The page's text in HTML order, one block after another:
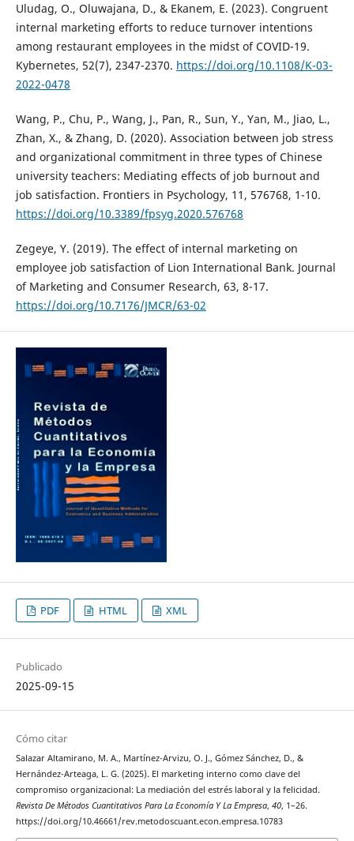
Uludag, O., Oluwajana, D., & Ekanem, E. (2023). Congruent
internal marketing efforts to reduce turnover intentions
among restaurant employees in the midst of COVID-19.
Kybernetes, 52(7), 2347-2370. https://doi.org/10.1108/K-03-
2022-0478
Wang, P., Chu, P., Wang, J., Pan, R., Sun, Y., Yan, M., Jiao, L.,
Zhan, X., & Zhang, D. (2020). Association between job stress
and organizational commitment in three types of Chinese
university teachers: Mediating effects of job burnout and
job satisfaction. Frontiers in Psychology, 11, 576768, 1-10.
https://doi.org/10.3389/fpsyg.2020.576768
Zegeye, Y. (2019). The effect of internal marketing on
employee job satisfaction of Lion International Bank. Journal
of Marketing and Consumer Research, 63, 8-17.
https://doi.org/10.7176/JMCR/63-02
PDF HTML XML
Publicado
2025-09-15
Cómo citar
Salazar Altamirano, M. A., Martínez-Arvizu, O. J., Gómez Sánchez, D., &
Hernández-Arteaga, L. G. (2025). El marketing interno como clave del
compromiso organizacional: La mediación del estrés laboral y la felicidad.
Revista De Métodos Cuantitativos Para La Economía Y La Empresa, 40, 1–26.
https://doi.org/10.46661/rev.metodoscuant.econ.empresa.10783